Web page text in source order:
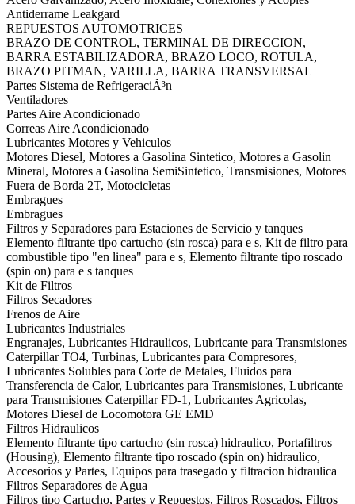
Antiderrame Leakgard
REPUESTOS AUTOMOTRICES
BRAZO DE CONTROL, TERMINAL DE DIRECCION,
BARRA ESTABILIZADORA, BRAZO LOCO, ROTULA,
BRAZO PITMAN, VARILLA, BARRA TRANSVERSAL
Partes Sistema de RefrigeraciÃ³n
Ventiladores
Partes Aire Acondicionado
Correas Aire Acondicionado
Lubricantes Motores y Vehiculos
Motores Diesel, Motores a Gasolina Sintetico, Motores a Gasolin
Mineral, Motores a Gasolina SemiSintetico, Transmisiones, Motores
Fuera de Borda 2T, Motocicletas
Embragues
Embragues
Filtros y Separadores para Estaciones de Servicio y tanques
Elemento filtrante tipo cartucho (sin rosca) para e s, Kit de filtro para
combustible tipo "en linea" para e s, Elemento filtrante tipo roscado
(spin on) para e s tanques
Kit de Filtros
Filtros Secadores
Frenos de Aire
Lubricantes Industriales
Engranajes, Lubricantes Hidraulicos, Lubricante para Transmisiones
Caterpillar TO4, Turbinas, Lubricantes para Compresores,
Lubricantes Solubles para Corte de Metales, Fluidos para
Transferencia de Calor, Lubricantes para Transmisiones, Lubricante
para Transmisiones Caterpillar FD-1, Lubricantes Agricolas,
Motores Diesel de Locomotora GE EMD
Filtros Hidraulicos
Elemento filtrante tipo cartucho (sin rosca) hidraulico, Portafiltros
(Housing), Elemento filtrante tipo roscado (spin on) hidraulico,
Accesorios y Partes, Equipos para trasegado y filtracion hidraulica
Filtros Separadores de Agua
Filtros tipo Cartucho, Partes y Repuestos, Filtros Roscados, Filtros